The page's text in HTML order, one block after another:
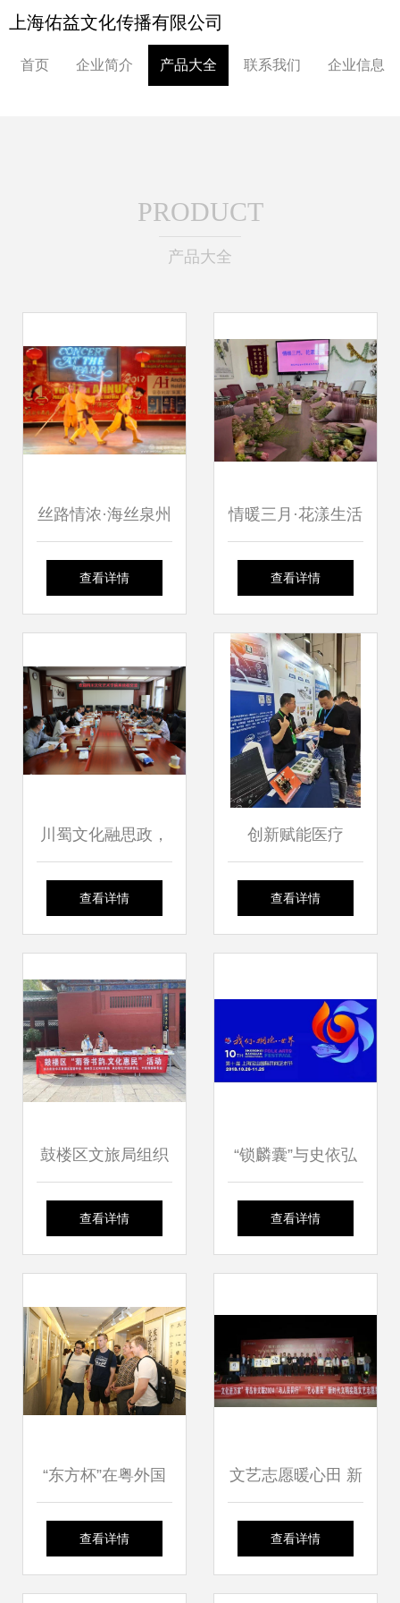
上海佑益文化传播有限公司
首页 企业简介 产品大全 联系我们 企业信息
PRODUCT
产品大全
丝路情浓·海丝泉州
——泉州文化艺术
文化交流活动侧记
查看详情
情暖三月·花漾生活
| 穗东街举办妇女
动
查看详情
川蜀文化融思政，
艺术课堂谱新篇
学院副董事长王星
原一行到访我校记
略
查看详情
创新赋能医疗
Enclustra闪耀亮相
术发展大会
查看详情
鼓楼区文旅局组织
开展文化惠民活动
新平台
查看详情
“锁麟囊”与史依弘
携手三场演出 伟长
启
查看详情
“东方杯”在粤外国
人汉字书法大赛颁
查看详情
文艺志愿暖心田 新
时代文明实践走进
查看详情